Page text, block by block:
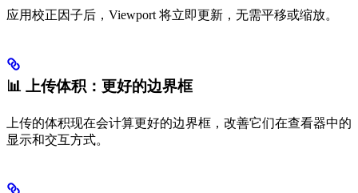
应用校正因子后，Viewport 将立即更新，无需平移或缩放。
📊 上传体积：更好的边界框
上传的体积现在会计算更好的边界框，改善它们在查看器中的
显示和交互方式。